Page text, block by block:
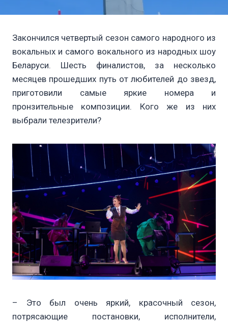
Закончился четвертый сезон самого народного из
вокальных и самого вокального из народных шоу
Беларуси. Шесть финалистов, за несколько
месяцев прошедших путь от любителей до звезд,
приготовили самые яркие номера и
пронзительные композиции. Кого же из них
выбрали телезрители?
– Это был очень яркий, красочный сезон,
потрясающие постановки, исполнители,